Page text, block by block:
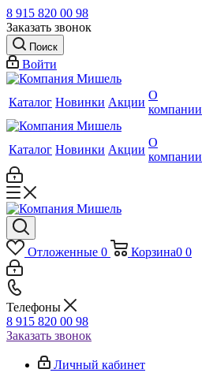
8 915 820 00 98
Заказать звонок
Поиск
Войти
Каталог Новинки Акции
О
компании
Каталог Новинки Акции
О
компании
Отложенные 0 Корзина0 0
Телефоны
8 915 820 00 98
Заказать звонок
Личный кабинет